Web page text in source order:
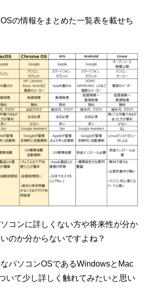
の情報をまとめた一覧表を載せち
コンに詳しくない方や将来性が分か
のか分からないですよね？
パソコンOSであるWindowsとMac
いて少し詳しく触れてみたいと思い